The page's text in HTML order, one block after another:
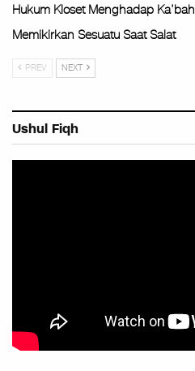
Hukum Kloset Menghadap Ka’bah
Memikirkan Sesuatu Saat Salat
PREV NEXT
Ushul Fiqh